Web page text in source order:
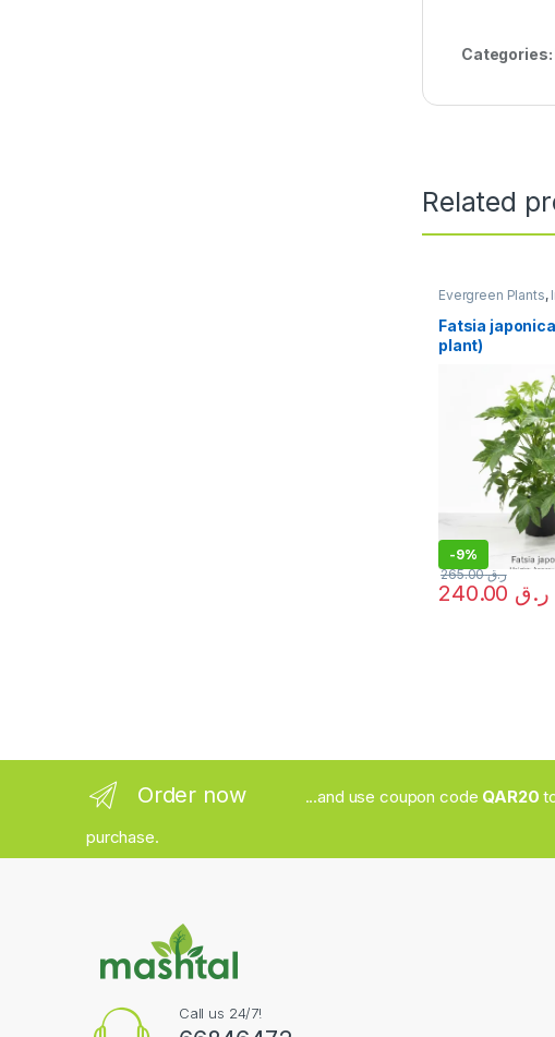
Categories:
Related
Evergreen Plants,
Uncategorized
Fatsia
plant)
-9%
ر.ق
ر.ق265.00
Order now ...and use coupon code QAR20
purchase.
Call us 24/7!